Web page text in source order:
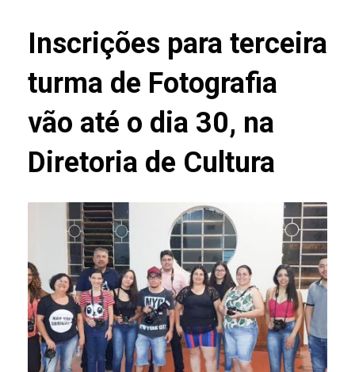
Inscrições para terceira
turma de Fotografia
vão até o dia 30, na
Diretoria de Cultura